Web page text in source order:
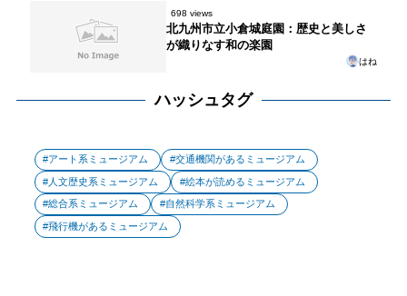
698 views
北九州市立小倉城庭園：歴史と美しさ
が織りなす和の楽園
はね
ハッシュタグ
アート系ミュージアム 交通機関があるミュージアム
人文歴史系ミュージアム 絵本が読めるミュージアム
総合系ミュージアム 自然科学系ミュージアム
飛行機があるミュージアム